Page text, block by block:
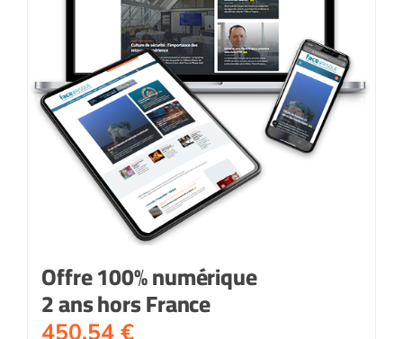
Offre 100% numérique
2 ans hors France
450,54 €